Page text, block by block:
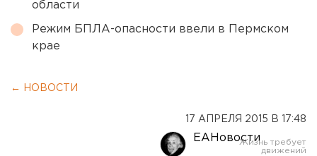
области
Режим БПЛА-опасности ввели в Пермском
крае
← НОВОСТИ
17 АПРЕЛЯ 2015 В 17:48
ЕАНовости